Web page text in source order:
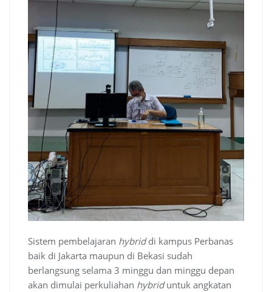
Sistem pembelajaran hybriddi kampus Perbanas
baik di Jakarta maupun di Bekasi sudah
berlangsung selama 3 minggu dan minggu depan
akan dimulai perkuliahan hybriduntuk angkatan